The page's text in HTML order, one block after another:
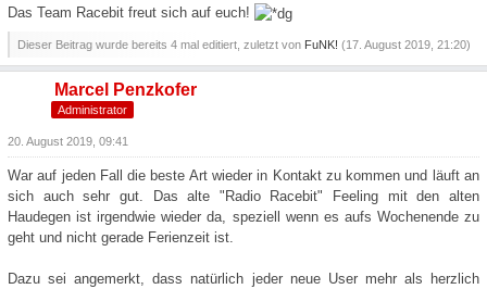
Das Team Racebit freut sich auf euch!
Dieser Beitrag wurde bereits 4 mal editiert, zuletzt von FuNK! (17. August 2019, 21:20)
Marcel Penzkofer
Administrator
20. August 2019, 09:41
War auf jeden Fall die beste Art wieder in Kontakt zu kommen und läuft an
sich auch sehr gut. Das alte "Radio Racebit" Feeling mit den alten
Haudegen ist irgendwie wieder da, speziell wenn es aufs Wochenende zu
geht und nicht gerade Ferienzeit ist.
Dazu sei angemerkt, dass natürlich jeder neue User mehr als herzlich